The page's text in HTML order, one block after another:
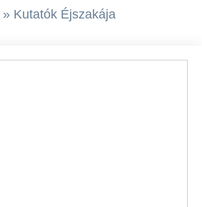
» Kutatók Éjszakája